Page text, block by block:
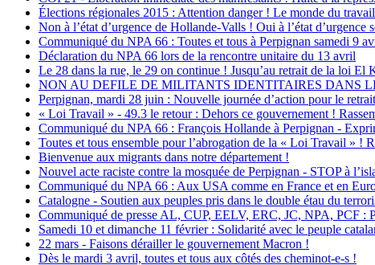
Élections régionales 2015 : Attention danger ! Le monde du
Non à l’état d’urgence de Hollande-Valls ! Oui à l’état d’urgence
Communiqué du NPA 66 : Toutes et tous à Perpignan samedi 9
Déclaration du NPA 66 lors de la rencontre unitaire du 13 avril
Le 28 dans la rue, le 29 on continue ! Jusqu’au retrait de la loi El
NON AU DEFILE DE MILITANTS IDENTITAIRES DANS
Perpignan, mardi 28 juin : Nouvelle journée d’action pour le
« Loi Travail » - 49.3 le retour : Dehors ce gouvernement !
Communiqué du NPA 66 : François Hollande à Perpignan -
Toutes et tous ensemble pour l’abrogation de la « Loi Travail » !
Bienvenue aux migrants dans notre département !
Nouvel acte raciste contre la mosquée de Perpignan - STOP à
Communiqué du NPA 66 : Aux USA comme en France et en
Catalogne - Soutien aux peuples pris dans le double étau du
Communiqué de presse AL, CUP, EELV, ERC, JC, NPA, PCF :
Samedi 10 et dimanche 11 février : Solidarité avec le peuple
22 mars - Faisons dérailler le gouvernement Macron !
Dès le mardi 3 avril, toutes et tous aux côtés des cheminot-e-s !